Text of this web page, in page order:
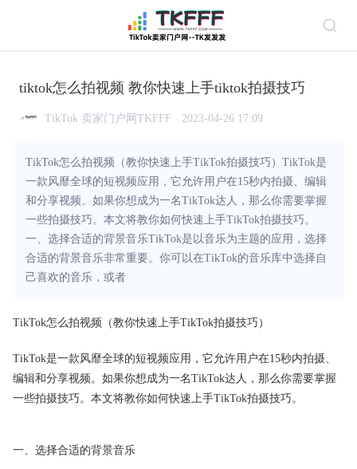
tiktok怎么拍视频 教你快速上手tiktok拍摄技巧
TikTok 卖家门户网TKFFF · 2023-04-26 17:09
TikTok怎么拍视频（教你快速上手TikTok拍摄技巧）TikTok是
一款风靡全球的短视频应用，它允许用户在15秒内拍摄、编辑
和分享视频。如果你想成为一名TikTok达人，那么你需要掌握
一些拍摄技巧。本文将教你如何快速上手TikTok拍摄技巧。
一、选择合适的背景音乐TikTok是以音乐为主题的应用，选择
合适的背景音乐非常重要。你可以在TikTok的音乐库中选择自
己喜欢的音乐，或者
TikTok怎么拍视频（教你快速上手TikTok拍摄技巧）
TikTok是一款风靡全球的短视频应用，它允许用户在15秒内拍摄、
编辑和分享视频。如果你想成为一名TikTok达人，那么你需要掌握
一些拍摄技巧。本文将教你如何快速上手TikTok拍摄技巧。
一、选择合适的背景音乐